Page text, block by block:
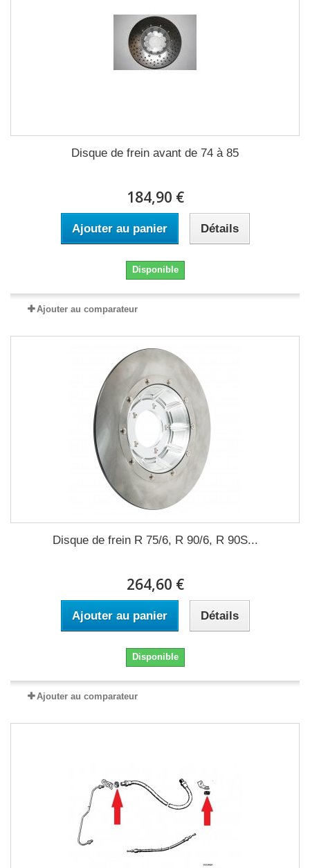
Disque de frein avant de 74 à 85
184,90 €
Ajouter au panier Détails
Disponible
Ajouter au comparateur
Disque de frein R 75/6, R 90/6, R 90S...
264,60 €
Ajouter au panier Détails
Disponible
Ajouter au comparateur